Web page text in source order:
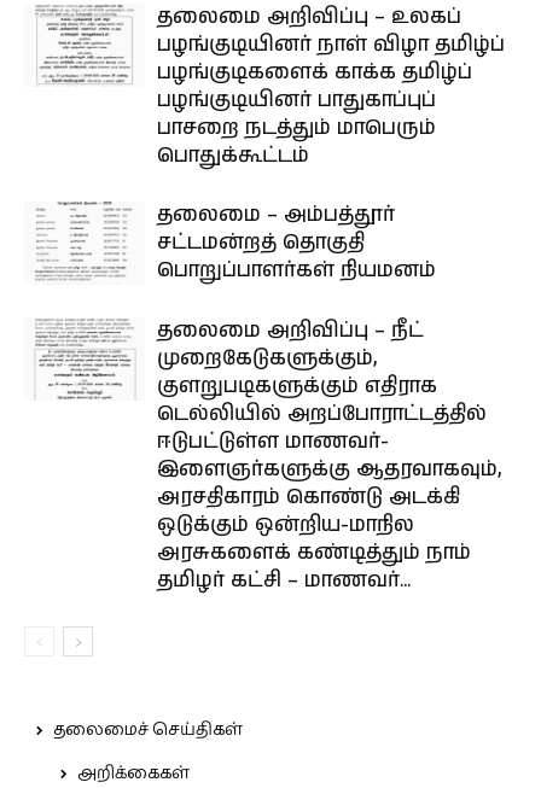
தலைமை அறிவிப்பு – உலகப்
பழங்குடியினர் நாள் விழா தமிழ்ப்
பழங்குடிகளைக் காக்க தமிழ்ப்
பழங்குடியினர் பாதுகாப்புப்
பாசறை நடத்தும் மாபெரும்
பொதுக்கூட்டம்
தலைமை – அம்பத்தூர்
சட்டமன்றத் தொகுதி
பொறுப்பாளர்கள் நியமனம்
தலைமை அறிவிப்பு – நீட்
முறைகேடுகளுக்கும்,
குளறுபடிகளுக்கும் எதிராக
டெல்லியில் அறப்போராட்டத்தில்
ஈடுபட்டுள்ள மாணவர்-
இளைஞர்களுக்கு ஆதரவாகவும்,
அரசதிகாரம் கொண்டு அடக்கி
ஒடுக்கும் ஒன்றிய-மாநில
அரசுகளைக் கண்டித்தும் நாம்
தமிழர் கட்சி – மாணவர்...
தலைமைச் செய்திகள்
அறிக்கைகள்